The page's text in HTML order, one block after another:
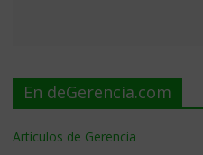
En deGerencia.com
Artículos de Gerencia